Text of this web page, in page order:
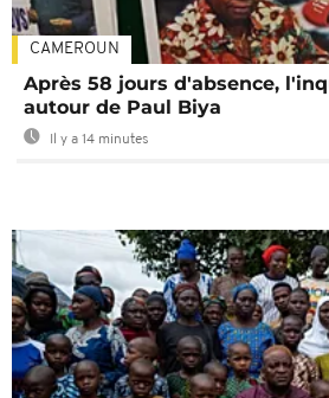
CAMEROUN
Après 58 jours d'absence,
autour de Paul Biya
Il y a 14 minutes